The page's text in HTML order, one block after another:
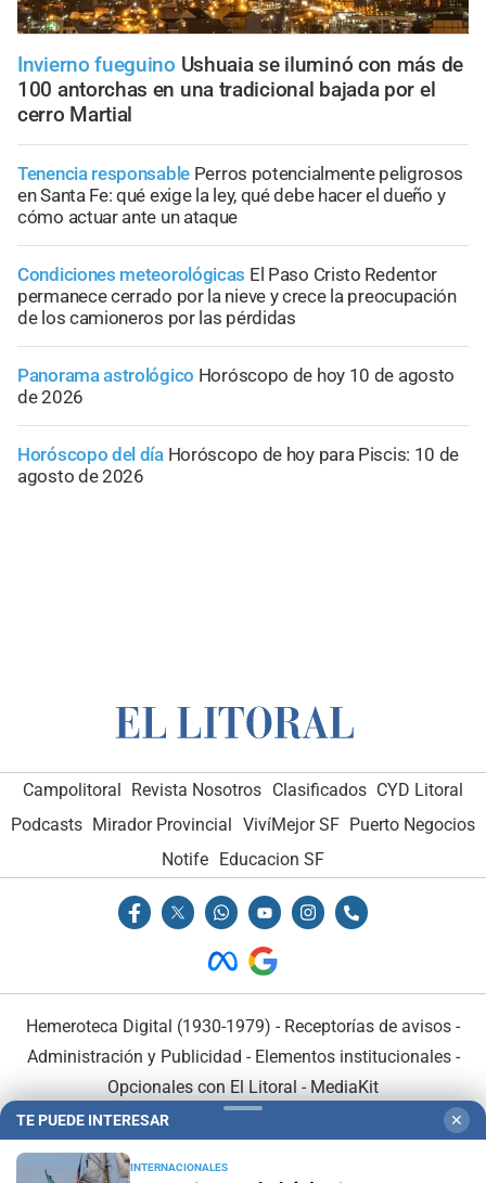
Invierno fueguino Ushuaia se iluminó con más de
100 antorchas en una tradicional bajada por el
cerro Martial
Tenencia responsable Perros potencialmente peligrosos
en Santa Fe: qué exige la ley, qué debe hacer el dueño y
cómo actuar ante un ataque
Condiciones meteorológicas El Paso Cristo Redentor
permanece cerrado por la nieve y crece la preocupación
de los camioneros por las pérdidas
Panorama astrológico Horóscopo de hoy 10 de agosto
de 2026
Horóscopo del día Horóscopo de hoy para Piscis: 10 de
agosto de 2026
Campolitoral Revista Nosotros Clasificados CYD Litoral
Podcasts Mirador Provincial VivíMejor SF Puerto Negocios
Notife
Educacion SF
Hemeroteca Digital (1930-1979) - Receptorías de avisos -
Administración y Publicidad - Elementos institucionales-
Opcionales con El Litoral - MediaKit
TE PUEDE INTERESAR ✕
INTERNACIONALES